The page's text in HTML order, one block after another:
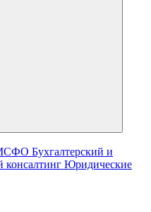
Бухгалтерский и
консалтинг Юридические